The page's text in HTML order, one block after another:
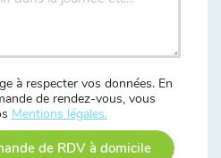
à respecter vos données. En
de rendez-vous, vous
Mentions légales.
de RDV à domicile